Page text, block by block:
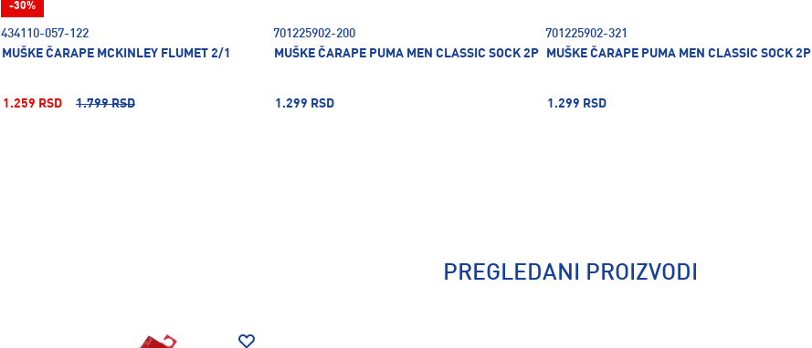
434110-057-122
MUŠKE ČARAPE MCKINLEY FLUMET 2/1
1.259 RSD 1.799 RSD
-30%
701225902-200
MUŠKE ČARAPE PUMA MEN CLASSIC SOCK 2P
1.299 RSD
701225902-321
MUŠKE ČARAPE PUMA MEN CLASSIC SOCK 2P
1.299 RSD
PREGLEDANI PROIZVODI